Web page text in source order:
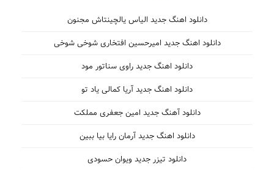
دانلود اهنگ جدید الیاس یالچینتاش مجنون
دانلود اهنگ جدید امیرحسین افتخاری شوخی شوخی
دانلود اهنگ جدید راوی سناتور مود
دانلود اهنگ جدید آریا کمالی یاد تو
دانلود آهنگ جدید امین جعفری مملکت
دانلود اهنگ جدید آرمان رایا بیا ببین
دانلود تیزر جدید ویوان حسودی